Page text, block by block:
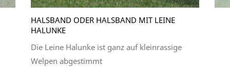
HALSBAND ODER HALSBAND MIT LEINE
HALUNKE
Die Leine Halunke ist ganz auf kleinrassige
Welpen abgestimmt